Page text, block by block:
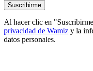
Suscribirme
Al hacer clic en
privacidad de Wamiz y la
datos personales.